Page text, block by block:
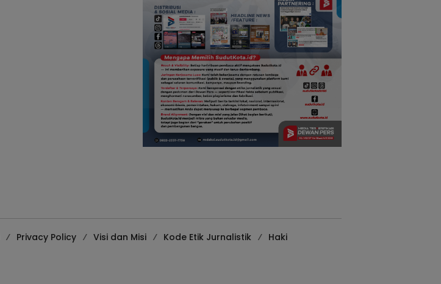
Privacy Policy Visi dan Misi Kode Etik Jurnalistik
Haki